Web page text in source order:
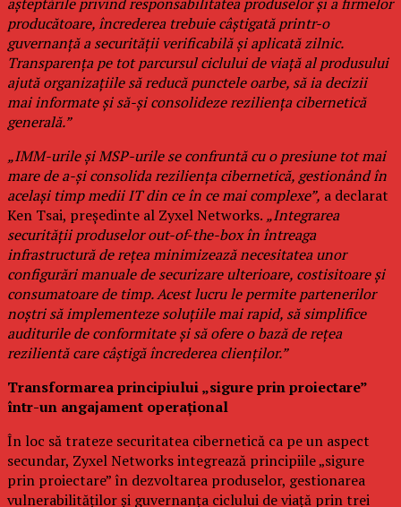
producătoare, încrederea trebuie câștigată printr-o
guvernanță a securității verificabilă și aplicată zilnic.
Transparența pe tot parcursul ciclului de viață al produsului
ajută organizațiile să reducă punctele oarbe, să ia decizii
mai informate și să-și consolideze reziliența cibernetică
generală.”
„IMM-urile și MSP-urile se confruntă cu o presiune tot mai
mare de a-și consolida reziliența cibernetică, gestionând în
același timp medii IT din ce în ce mai complexe”, a declarat
Ken Tsai, președinte al Zyxel Networks. „Integrarea
securității produselor out-of-the-box în întreaga
infrastructură de rețea minimizează necesitatea unor
configurări manuale de securizare ulterioare, costisitoare și
consumatoare de timp. Acest lucru le permite partenerilor
noștri să implementeze soluțiile mai rapid, să simplifice
auditurile de conformitate și să ofere o bază de rețea
rezilientă care câștigă încrederea clienților.”
Transformarea principiului „sigure prin proiectare”
într-un angajament operațional
În loc să trateze securitatea cibernetică ca pe un aspect
secundar, Zyxel Networks integrează principiile „sigure
prin proiectare” în dezvoltarea produselor, gestionarea
vulnerabilităților și guvernanța ciclului de viață prin trei